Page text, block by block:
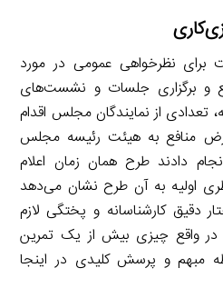
نظرخواهی عمومی در مورد
و برگزاری جلسات و نشست‌های
تعدادی از نمایندگان مجلس اقدام
منافع به هیئت رئیسه مجلس
دادند طرح همان زمان اعلام
(اسفند ۱۳۹۷). نظری اولیه به آن طرح نشان می‌دهد
دقیق کارشناسانه و پختگی لازم
واقع چیزی بیش از یک تمرین
مبهم و پرسش کلیدی در اینجا